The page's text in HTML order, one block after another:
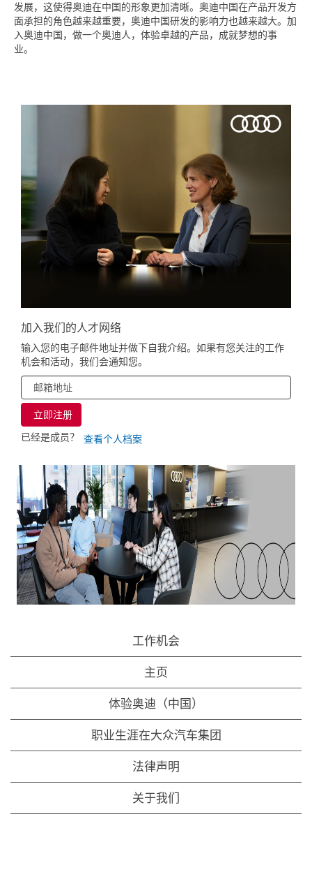
发展，这使得奥迪在中国的形象更加清晰。奥迪中国在产品开发方
面承担的角色越来越重要，奥迪中国研发的影响力也越来越大。加
入奥迪中国，做一个奥迪人，体验卓越的产品，成就梦想的事
业。
加入我们的人才网络
输入您的电子邮件地址并做下自我介绍。如果有您关注的工作
机会和活动，我们会通知您。
已经是成员？ 查看个人档案
工作机会
主页
体验奥迪（中国）
职业生涯在大众汽车集团
法律声明
关于我们